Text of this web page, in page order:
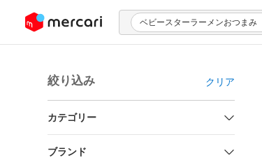
ツにスキップ ベビースターラーメンおつまみ
絞り込み クリア
カテゴリー
ブランド